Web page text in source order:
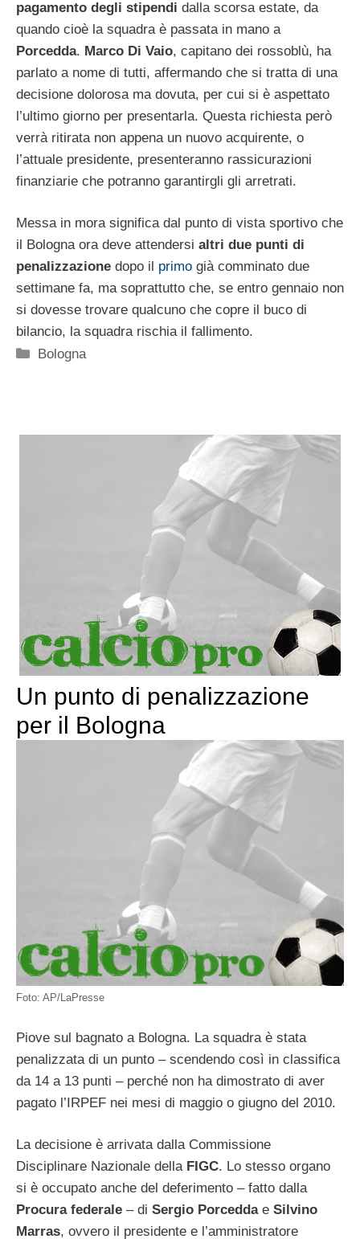
pagamento degli stipendi dalla scorsa estate, da
quando cioè la squadra è passata in mano a
Porcedda. Marco Di Vaio, capitano dei rossoblù, ha
parlato a nome di tutti, affermando che si tratta di una
decisione dolorosa ma dovuta, per cui si è aspettato
l’ultimo giorno per presentarla. Questa richiesta però
verrà ritirata non appena un nuovo acquirente, o
l’attuale presidente, presenteranno rassicurazioni
finanziarie che potranno garantirgli gli arretrati.
Messa in mora significa dal punto di vista sportivo che
il Bologna ora deve attendersi altri due punti di
penalizzazione dopo il primo già comminato due
settimane fa, ma soprattutto che, se entro gennaio non
si dovesse trovare qualcuno che copre il buco di
bilancio, la squadra rischia il fallimento.
Categorie
Bologna
Un punto di penalizzazione
per il Bologna
Foto: AP/LaPresse
Piove sul bagnato a Bologna. La squadra è stata
penalizzata di un punto – scendendo così in classifica
da 14 a 13 punti – perché non ha dimostrato di aver
pagato l’IRPEF nei mesi di maggio o giugno del 2010.
La decisione è arrivata dalla Commissione
Disciplinare Nazionale della FIGC. Lo stesso organo
si è occupato anche del deferimento – fatto dalla
Procura federale – di Sergio Porceddae Silvino
Marras, ovvero il presidente e l’amministratore